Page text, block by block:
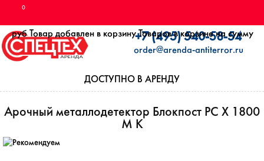
0
руб Товар добавлен в корзину Товаров в корзине на сумму
+7 (495) 540-58-54
order@arenda-antiterror.ru
ДОСТУПНО В АРЕНДУ
Арочный металлодетектор Блокпост РС Х 1800
M K